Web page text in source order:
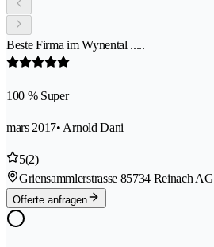
Beste Firma im Wynental .....
100 % Super
mars 2017• Arnold Dani
5(2)
Griensammlerstrasse 85734 Reinach AG
Offerte anfragen